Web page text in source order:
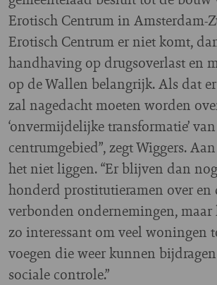
Erotisch Centrum in Amsterdam-
Erotisch Centrum er niet komt,
handhaving op drugsoverlast en
op de Wallen belangrijk. Als dat
zal nagedacht moeten worden
‘onvermijdelijke transformatie’
centrumgebied”, zegt Wiggers.
het niet liggen. “Er blijven dan
honderd prostitutieramen over en
verbonden ondernemingen, maar
zo interessant om veel woningen
voegen die weer kunnen
sociale controle.”